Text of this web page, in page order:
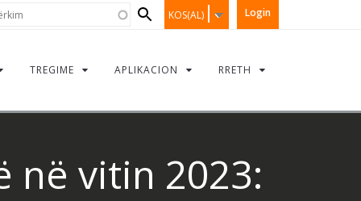
Login
KOS(AL)
TREGIME APLIKACION RRETH
në vitin 2023: